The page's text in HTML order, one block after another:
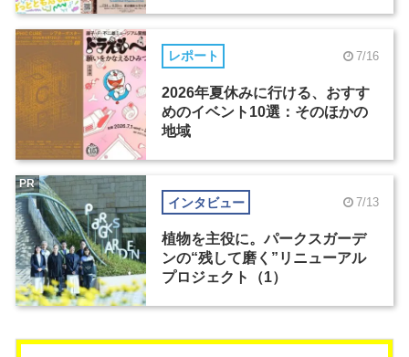
レポート 7/16
2026年夏休みに行ける、おすす
めのイベント10選：そのほかの
地域
インタビュー 7/13
植物を主役に。パークスガーデ
ンの“残して磨く”リニューアル
プロジェクト（1）
PR